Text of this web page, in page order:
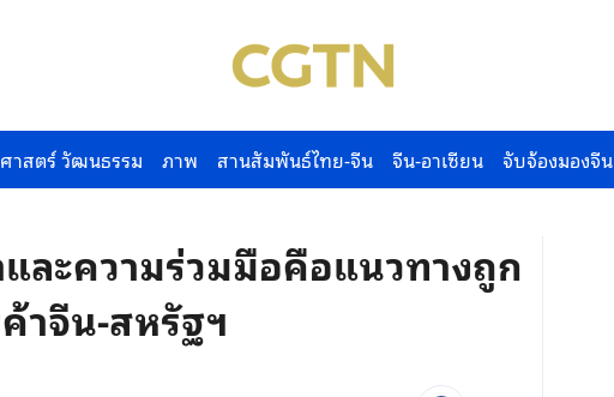
าสตร์ วัฒนธรรม ภาพ สานสัมพันธ์ไทย-จีน จีน-อาเซียน จับจ้องมองจีน
ละความร่วมมือคือแนวทางถูก
าจีน-สหรัฐฯ